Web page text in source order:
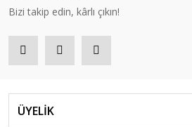
Bizi takip edin, kârlı çıkın!
ÜYELİK